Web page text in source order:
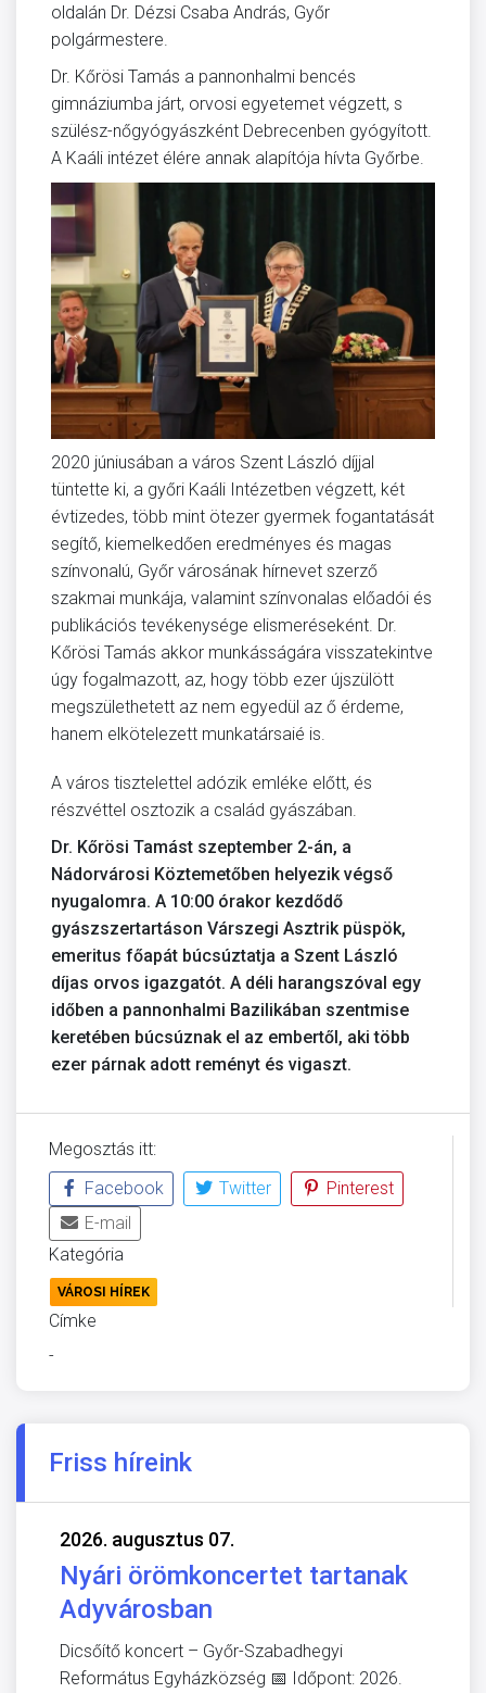
oldalán Dr. Dézsi Csaba András, Győr
polgármestere.
Dr. Kőrösi Tamás a pannonhalmi bencés
gimnáziumba járt, orvosi egyetemet végzett, s
szülész-nőgyógyászként Debrecenben gyógyított.
A Kaáli intézet élére annak alapítója hívta Győrbe.
2020 júniusában a város Szent László díjjal
tüntette ki, a győri Kaáli Intézetben végzett, két
évtizedes, több mint ötezer gyermek fogantatását
segítő, kiemelkedően eredményes és magas
színvonalú, Győr városának hírnevet szerző
szakmai munkája, valamint színvonalas előadói és
publikációs tevékenysége elismeréseként. Dr.
Kőrösi Tamás akkor munkásságára visszatekintve
úgy fogalmazott, az, hogy több ezer újszülött
megszülethetett az nem egyedül az ő érdeme,
hanem elkötelezett munkatársaié is.
A város tisztelettel adózik emléke előtt, és
részvéttel osztozik a család gyászában.
Dr. Kőrösi Tamást szeptember 2-án, a
Nádorvárosi Köztemetőben helyezik végső
nyugalomra. A 10:00 órakor kezdődő
gyászszertartáson Várszegi Asztrik püspök,
emeritus főapát búcsúztatja a Szent László
díjas orvos igazgatót. A déli harangszóval egy
időben a pannonhalmi Bazilikában szentmise
keretében búcsúznak el az embertől, aki több
ezer párnak adott reményt és vigaszt.
Megosztás itt:
Facebook
Twitter
Pinterest
E-mail
Kategória
VÁROSI HÍREK
Címke
-
Friss híreink
2026. augusztus 07.
Nyári örömkoncertet tartanak
Adyvárosban
Dicsőítő koncert – Győr-Szabadhegyi
Református Egyházközség 📅 Időpont: 2026.